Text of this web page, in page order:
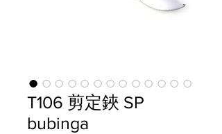
T106 剪定鋏 SP
bubinga